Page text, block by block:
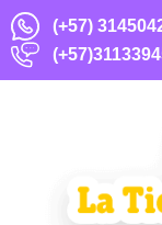
(+57)